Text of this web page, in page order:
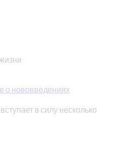
о нововведениях
в силу несколько